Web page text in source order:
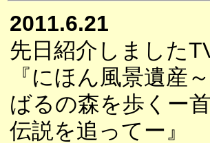
2011.6.21
先日紹介しました
『にほん風景遺産
ばるの森を歩くー
伝説を追ってー』